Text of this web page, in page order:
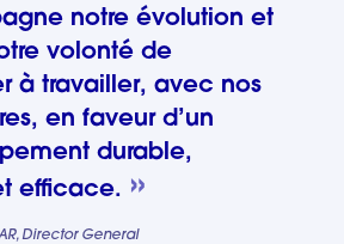
notre évolution et
volonté de
à travailler, avec nos
en faveur d’un
durable,
efficace.
Director General